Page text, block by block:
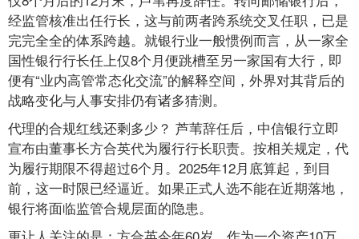
经监管核准出任行长，这与前两者跨系统交叉任职，已是
完完全全的体系跨越。就银行业一般惯例而言，从一家全
国性银行行长任上仅8个月便跳槽至另一家国有大行，即
便有“业内高管常态化交流”的解释空间，外界对其背后的
战略变化与人事安排仍有诸多猜测。
代理的合规红线还剩多少？ 芦苇辞任后，中信银行立即
宣布由董事长方合英代为履行行长职责。按相关规定，代
为履行期限不得超过6个月。2025年12月底算起，到目
前，这一时限已经逼近。如果正式人选不能在近期落地，
银行将面临监管合规层面的隐患。